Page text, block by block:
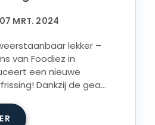
MRT. 2024
lekker –
van Foodiez in
een nieuwe
Dankzij de gea...